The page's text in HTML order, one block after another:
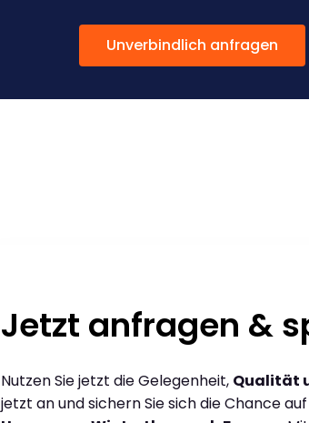
Unverbindlich anfragen
Jetzt anfragen &
Nutzen Sie jetzt die Gelegenheit, Qualität
jetzt an und sichern Sie sich die Chance auf